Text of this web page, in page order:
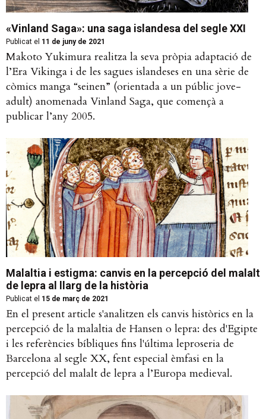
«Vinland Saga»: una saga islandesa del segle XXI
Publicat el 11 de juny de 2021
Makoto Yukimura realitza la seva pròpia adaptació de
l’Era Vikinga i de les sagues islandeses en una sèrie de
còmics manga “seinen” (orientada a un públic jove-
adult) anomenada Vinland Saga, que començà a
publicar l’any 2005.
Malaltia i estigma: canvis en la percepció del malalt
de lepra al llarg de la història
Publicat el 15 de març de 2021
En el present article s'analitzen els canvis històrics en la
percepció de la malaltia de Hansen o lepra: des d'Egipte
i les referències bíbliques fins l'última leproseria de
Barcelona al segle XX, fent especial èmfasi en la
percepció del malalt de lepra a l’Europa medieval.